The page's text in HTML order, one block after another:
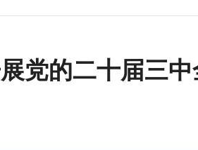
党的二十届三